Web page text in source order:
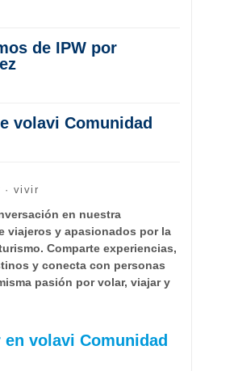
de IPW por
volavi Comunidad
· vivir
en nuestra
viajeros y apasionados por la
Comparte experiencias,
y conecta con personas
pasión por volar, viajar y
volavi Comunidad